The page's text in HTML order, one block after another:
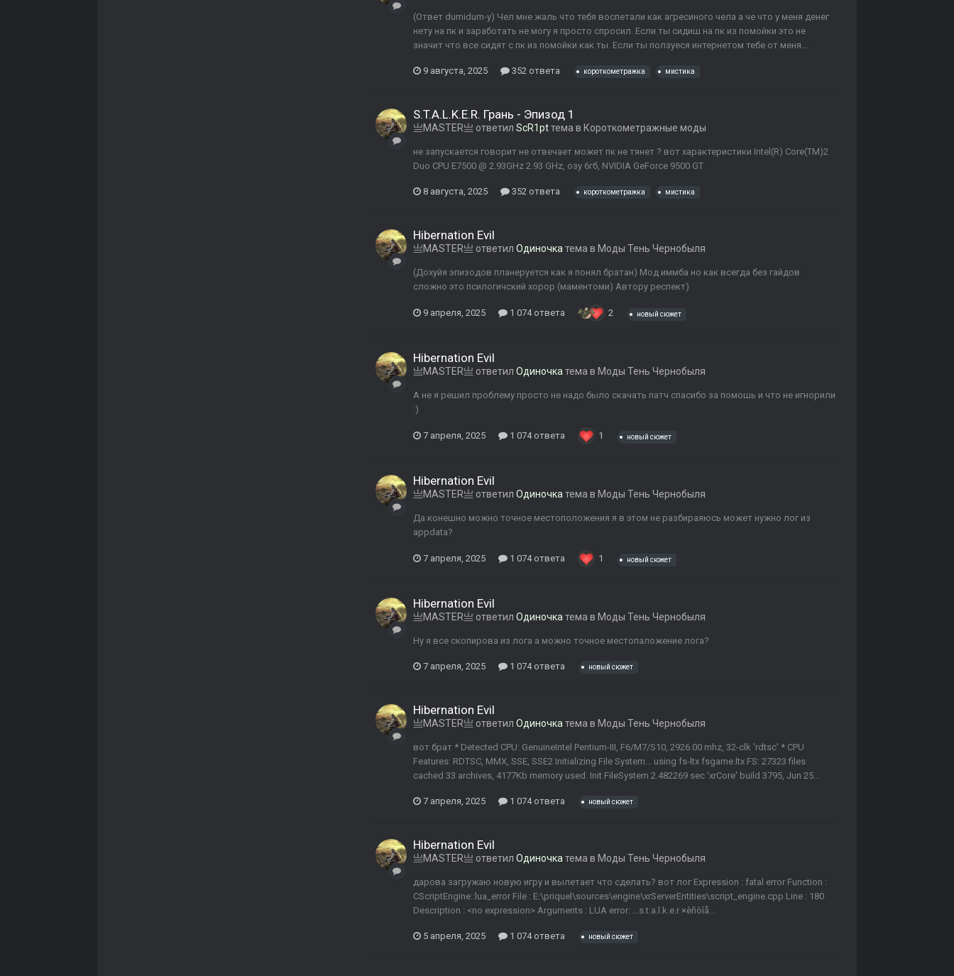
(Ответ dumidum-у) Чел мне жаль что тебя воспетали как агресиного чела а че что у меня денег
нету на пк и заработать не могу я просто спросил. Если ты сидиш на пк из помойки это не
значит что все сидят с пк из помойки как ты. Если ты ползуеся интернетом тебе от меня...
9 августа, 2025 352 ответа короткометражка мистика
S.T.A.L.K.E.R. Грань - Эпизод 1
亗MASTER亗 ответил ScR1ptтема в Короткометражные моды
не запускается говорит не отвечает может пк не тянет ? вот характеристики Intel(R) Core(TM)2
Duo CPU E7500 @ 2.93GHz 2.93 GHz, озу 6гб, NVIDIA GeForce 9500 GT
8 августа, 2025 352 ответа короткометражка мистика
Hibernation Evil
亗MASTER亗 ответил Одиночка тема в Моды Тень Чернобыля
(Дохуйя эпизодов планеруется как я понял братан) Мод иммба но как всегда без гайдов
сложно это псилогичский хорор (маментоми) Автору респект)
9 апреля, 2025 1 074 ответа 2 новый сюжет
Hibernation Evil
亗MASTER亗 ответил Одиночка тема в Моды Тень Чернобыля
А не я решил проблему просто не надо было скачать патч спасибо за помошь и что не игнорили
:)
7 апреля, 2025 1 074 ответа 1 новый сюжет
Hibernation Evil
亗MASTER亗 ответил Одиночка тема в Моды Тень Чернобыля
Да конешно можно точное местоположения я в этом не разбираяюсь может нужно лог из
appdata?
7 апреля, 2025 1 074 ответа 1 новый сюжет
Hibernation Evil
亗MASTER亗 ответил Одиночка тема в Моды Тень Чернобыля
Ну я все скопирова из лога а можно точное местопаложение лога?
7 апреля, 2025 1 074 ответа новый сюжет
Hibernation Evil
亗MASTER亗 ответил Одиночка тема в Моды Тень Чернобыля
вот брат * Detected CPU: GenuineIntel Pentium-III, F6/M7/S10, 2926.00 mhz, 32-clk 'rdtsc' * CPU
Features: RDTSC, MMX, SSE, SSE2 Initializing File System... using fs-ltx fsgame.ltx FS: 27323 files
cached 33 archives, 4177Kb memory used. Init FileSystem 2.482269 sec 'xrCore' build 3795, Jun 25...
7 апреля, 2025 1 074 ответа новый сюжет
Hibernation Evil
亗MASTER亗 ответил Одиночка тема в Моды Тень Чернобыля
дарова загружаю новую игру и вылетает что сделать? вот лог Expression : fatal error Function :
CScriptEngine::lua_error File : E:\priquel\sources\engine\xrServerEntities\script_engine.cpp Line : 180
Description : <no expression> Arguments : LUA error: ...s.t.a.l.k.e.r ×èñòîå...
5 апреля, 2025 1 074 ответа новый сюжет